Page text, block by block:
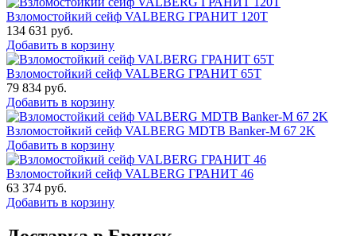
Взломостойкий сейф VALBERG ГРАНИТ 120Т
134 631 руб.
Добавить в корзину
Взломостойкий сейф VALBERG ГРАНИТ 65Т
79 834 руб.
Добавить в корзину
Взломостойкий сейф VALBERG MDTB Banker-M 67 2K
Добавить в корзину
Взломостойкий сейф VALBERG ГРАНИТ 46
63 374 руб.
Добавить в корзину